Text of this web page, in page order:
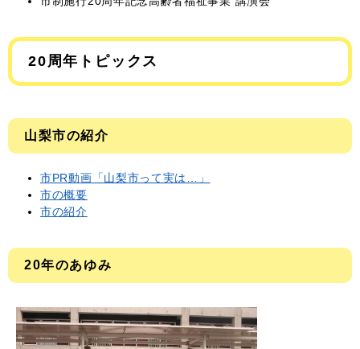
20周年トピックス
山梨市の紹介
市PR動画「山梨市って実は…」
市の概要
市の紹介
20年のあゆみ